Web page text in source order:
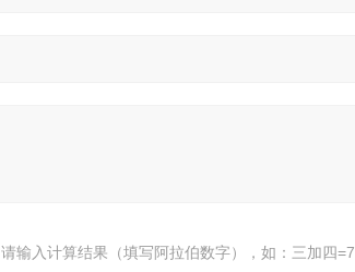
请输入计算结果（填写阿拉伯数字），如：三加四=7